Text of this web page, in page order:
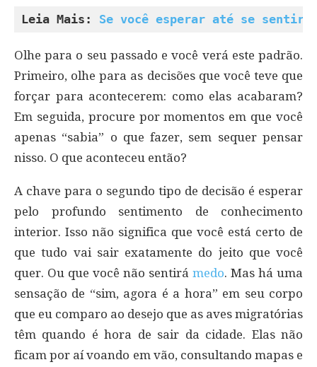
Leia Mais: Se você esperar até se sentir
Olhe para o seu passado e você verá este padrão.
Primeiro, olhe para as decisões que você teve que
forçar para acontecerem: como elas acabaram?
Em seguida, procure por momentos em que você
apenas “sabia” o que fazer, sem sequer pensar
nisso. O que aconteceu então?
A chave para o segundo tipo de decisão é esperar
pelo profundo sentimento de conhecimento
interior. Isso não significa que você está certo de
que tudo vai sair exatamente do jeito que você
quer. Ou que você não sentirá medo. Mas há uma
sensação de “sim, agora é a hora” em seu corpo
que eu comparo ao desejo que as aves migratórias
têm quando é hora de sair da cidade. Elas não
ficam por aí voando em vão, consultando mapas e